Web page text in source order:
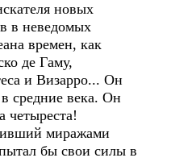
новых
в неведомых
времен, как
де Гаму,
и Визарро... Он
средние века. Он
четыреста!
миражами
бы свои силы в